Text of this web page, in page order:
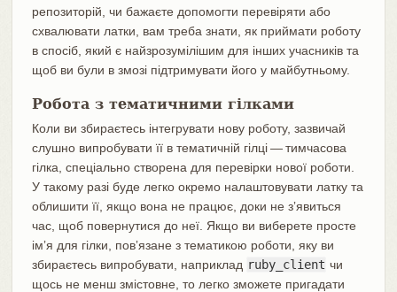
репозиторій, чи бажаєте допомогти перевіряти або
схвалювати латки, вам треба знати, як приймати роботу
в спосіб, який є найзрозумілішим для інших учасників та
щоб ви були в змозі підтримувати його у майбутньому.
Робота з тематичними гілками
Коли ви збираєтесь інтегрувати нову роботу, зазвичай
слушно випробувати її в тематичній гілці — тимчасова
гілка, спеціально створена для перевірки нової роботи.
У такому разі буде легко окремо налаштовувати латку та
облишити її, якщо вона не працює, доки не зʼявиться
час, щоб повернутися до неї. Якщо ви виберете просте
імʼя для гілки, повʼязане з тематикою роботи, яку ви
збираєтесь випробувати, наприклад ruby_client чи
щось не менш змістовне, то легко зможете пригадати